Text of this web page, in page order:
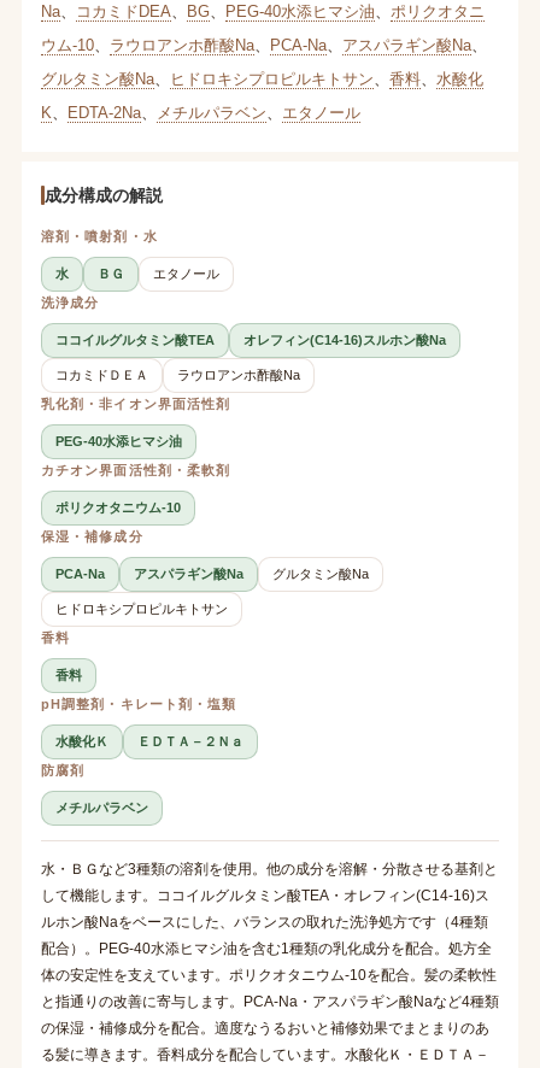
Na、 コカミドDEA BG、 PEG-40水添ヒマシ油
ポリクオタニ
ウム-10、 ラウロアンホ酢酸Na、 PCA-Na、 アスパラギン酸Na、
グルタミン酸Na、 ヒドロキシプロピルキトサン 香料、 水酸化
K
EDTA-2Na、 メチルパラベン エタノール
成分構成の解説
溶剤・噴射剤・水
水 ＢＧ
エタノール
洗浄成分
ココイルグルタミン酸TEA オレフィン(C14-16)スルホン酸Na
コカミドＤＥＡ
ラウロアンホ酢酸Na
乳化剤・非イオン界面活性剤
PEG-40水添ヒマシ油
カチオン界面活性剤・柔軟剤
ポリクオタニウム-10
保湿・補修成分
PCA-Na アスパラギン酸Na グルタミン酸Na
ヒドロキシプロピルキトサン
香料
香料
pH調整剤・キレート剤・塩類
水酸化Ｋ
ＥＤＴＡ－２Ｎａ
防腐剤
メチルパラベン
水・ＢＧなど3種類の溶剤を使用。他の成分を溶解・分散させる基剤と
して機能します。ココイルグルタミン酸TEA・オレフィン(C14-16)ス
ルホン酸Naをベースにした、バランスの取れた洗浄処方です（4種類
配合）。PEG-40水添ヒマシ油を含む1種類の乳化成分を配合。処方全
体の安定性を支えています。ポリクオタニウム-10を配合。髪の柔軟性
と指通りの改善に寄与します。PCA-Na・アスパラギン酸Naなど4種類
の保湿・補修成分を配合。適度なうるおいと補修効果でまとまりのあ
る髪に導きます。香料成分を配合しています。水酸化Ｋ・ＥＤＴＡ－